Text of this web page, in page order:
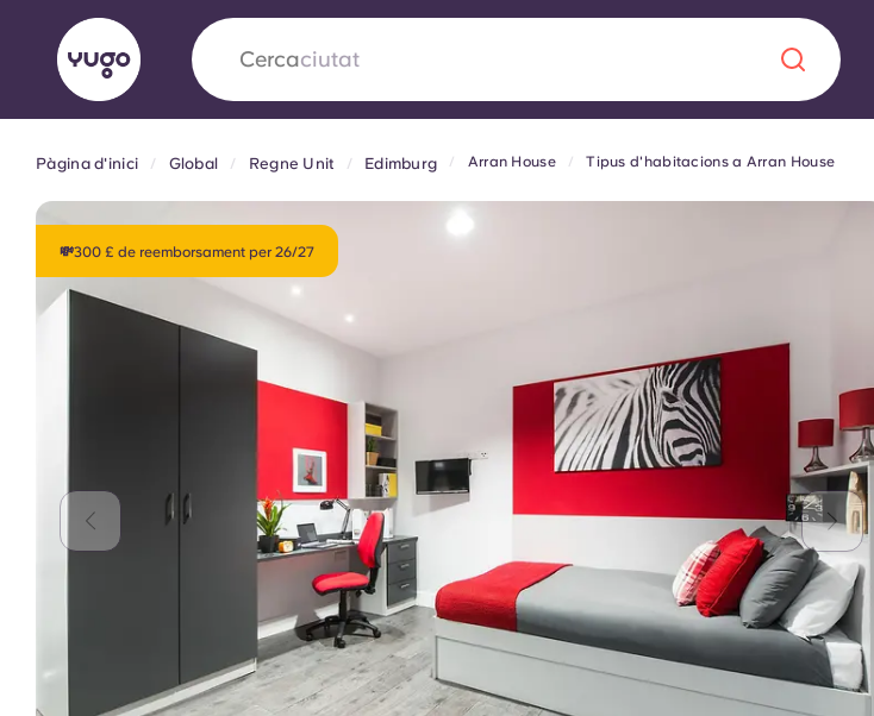
Cercacamp
SobreUbicacionsMés
Yugo x VCARB: Impulsant una nova era
en l'habitatge per a estudiants
Yugo La col·laboració pionera de amb VCARB fomenta la
innovació, l'ambició i els moments inoblidables per als estudiants.
English (GB) English (US) Chinese
Pàgina d'inici Global Regne Unit Edimburg Arran House Tipus d'habitacions a Arran House
💸300 £ de reemborsament per 26/27